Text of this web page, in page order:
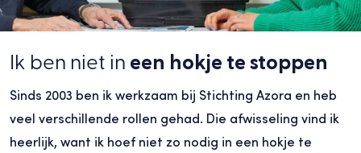
Ik ben niet in een hokje te stoppen
Sinds 2003 ben ik werkzaam bij Stichting Azora en heb
veel verschillende rollen gehad. Die afwisseling vind ik
heerlijk, want ik hoef niet zo nodig in een hokje te